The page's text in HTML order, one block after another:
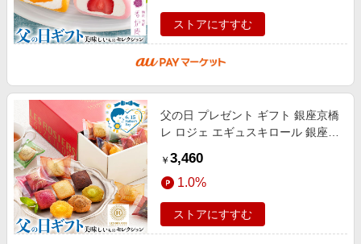
ストアにすすむ
父の日 プレゼント ギフト 銀座京橋
レ ロジェ エギュスキロール 銀座プ
ン･ショコラ･フランボワーズ)×
￥ 3,460
1.0%
ストアにすすむ